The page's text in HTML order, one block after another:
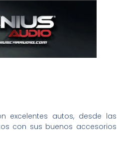
excelentes autos, desde las
con sus buenos accesorios